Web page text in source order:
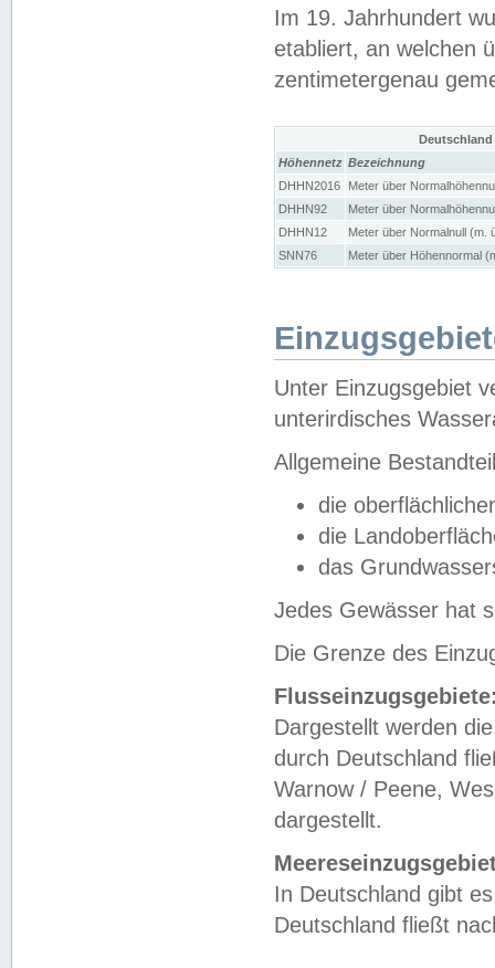
Im 19. Jahrhundert
etabliert, an welchen
zentimetergenau
Höhennetz Bezeichnung
DHHN2016
Meter über
DHHN92
Meter über
DHHN12
Meter über Normalnull (m.
SNN76
Meter über Höhennormal
Unter Einzugsgebiet
unterirdisches
Allgemeine
die
die
das
Jedes Gewässer hat
Die Grenze des
Dargestellt werden
durch Deutschland
Warnow / Peene,
dargestellt.
In Deutschland gibt
Deutschland fließt